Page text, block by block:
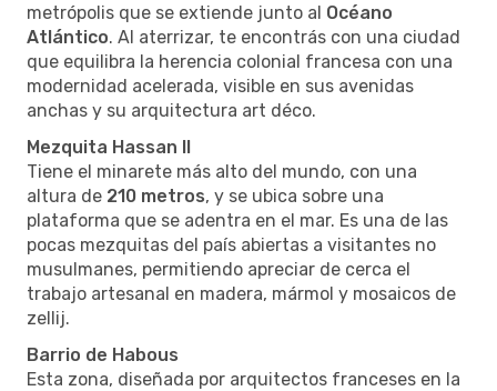
metrópolis que se extiende junto al Océano
Atlántico. Al aterrizar, te encontrás con una ciudad
que equilibra la herencia colonial francesa con una
modernidad acelerada, visible en sus avenidas
anchas y su arquitectura art déco.
Mezquita Hassan II
Tiene el minarete más alto del mundo, con una
altura de 210 metros, y se ubica sobre una
plataforma que se adentra en el mar. Es una de las
pocas mezquitas del país abiertas a visitantes no
musulmanes, permitiendo apreciar de cerca el
trabajo artesanal en madera, mármol y mosaicos de
zellij.
Barrio de Habous
Esta zona, diseñada por arquitectos franceses en la